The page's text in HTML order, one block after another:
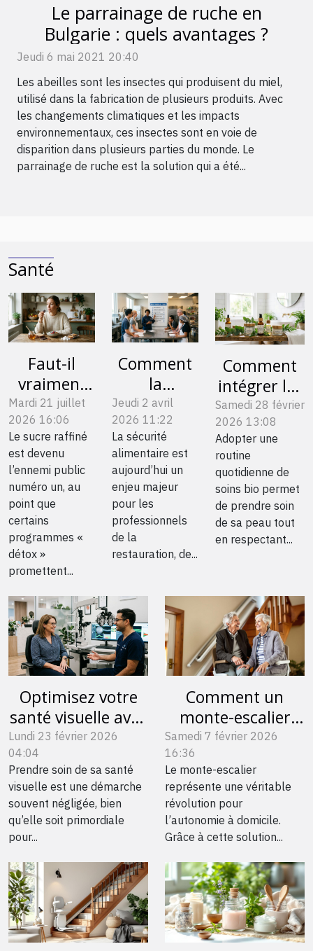
Le parrainage de ruche en
Bulgarie : quels avantages ?
Jeudi 6 mai 2021 20:40
Les abeilles sont les insectes qui produisent du miel,
utilisé dans la fabrication de plusieurs produits. Avec
les changements climatiques et les impacts
environnementaux, ces insectes sont en voie de
disparition dans plusieurs parties du monde. Le
parrainage de ruche est la solution qui a été...
Santé
Faut-il
vraiment
bannir le
sucre
raffiné de
nos
assiettes ?
Mardi 21 juillet
2026 16:06
Le sucre raffiné
est devenu
l’ennemi public
numéro un, au
point que
certains
programmes «
détox »
promettent...
Comment
la
formation
HACCP
renforce-t-
elle la
sécurité
alimentaire
?
Jeudi 2 avril
2026 11:22
La sécurité
alimentaire est
aujourd’hui un
enjeu majeur
pour les
professionnels
de la
restauration, de...
Comment
intégrer les
soins bio
dans votre
routine
quotidienne
?
Samedi 28 février
2026 13:08
Adopter une
routine
quotidienne de
soins bio permet
de prendre soin
de sa peau tout
en respectant...
Optimisez votre
santé visuelle avec
un spécialiste
Lundi 23 février 2026
04:04
Prendre soin de sa santé
visuelle est une démarche
souvent négligée, bien
qu’elle soit primordiale
pour...
Comment un
monte-escalier
peut transformer
votre quotidien ?
Samedi 7 février 2026
16:36
Le monte-escalier
représente une véritable
révolution pour
l’autonomie à domicile.
Grâce à cette solution...